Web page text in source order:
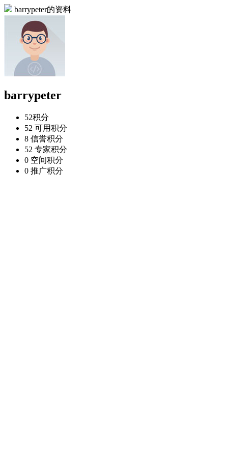
barrypeter的资料
barrypeter
52积分
52 可用积分
8 信誉积分
52 专家积分
0 空间积分
0 推广积分